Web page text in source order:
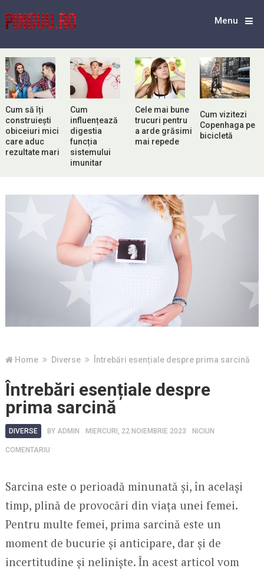
Menu
Cum să îți
construiești
obiceiuri mici
care aduc
rezultate mari
Cum
influențează
digestia
funcția
sistemului
imunitar
Cele mai bune
trucuri pentru
a arde grăsimi
mai repede
Cum vizitezi
Copenhaga pe
bicicletă
Home Diverse Întrebări esențiale despre prima sarcină
Întrebări esențiale despre
prima sarcină
DIVERSE BY ADMIN MIERCURI, 22 NOIEMBRIE 2023 NICIUN
COMENTARIU
Sarcina este o perioadă minunată și, în același
timp, plină de provocări din viața unei femei.
Pentru multe femei, prima sarcină este un
moment de bucurie și anticipare, dar și de
incertitudine și neliniște. În acest articol vom